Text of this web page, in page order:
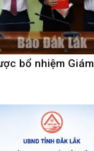
bổ nhiệm Giám